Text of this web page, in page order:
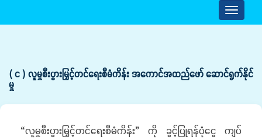
Toggle
( င ) လူမှုစီးပွားမြှင့်တင်ရေးစီမံကိန်း အကောင်အထည်ဖော် ဆောင်ရွက်နိုင်
မှု
“လူမှုစီးပွားမြှင့်တင်ရေးစီမံကိန်း” ကို ခွင့်ပြုရန်ပုံငွေ ကျပ်